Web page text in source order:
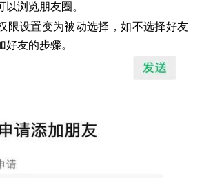
浏览朋友圈。
限设置变为被动选择，如不选择好友
友的步骤。